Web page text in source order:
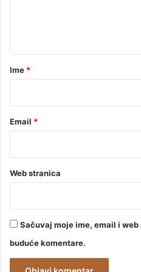
rIme *
Email *
Web stranica
Sačuvaj moje ime, email i
buduće komentare.